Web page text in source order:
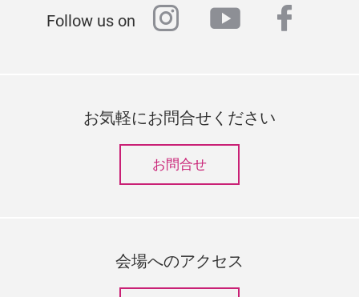
Follow us on instagram
youtube
お気軽にお問合せください
お問合せ
会場へのアクセス